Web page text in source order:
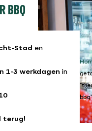
BBQ
Stad en
1-3 werkdagen in
terug!
bbq”